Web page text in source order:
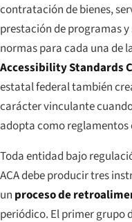
contratación de bienes,
prestación de programas
normas para cada una de
Accessibility Standards
estatal federal también
carácter vinculante
adopta como reglamentos
Toda entidad bajo
ACA debe producir tres
un proceso de
periódico. El primer grupo